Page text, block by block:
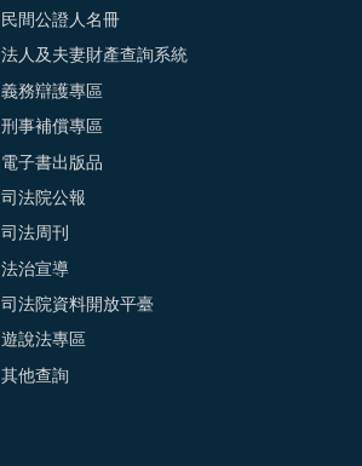
民間公證人名冊
法人及夫妻財產查詢系統
義務辯護專區
刑事補償專區
電子書出版品
司法院公報
司法周刊
法治宣導
司法院資料開放平臺
遊說法專區
其他查詢